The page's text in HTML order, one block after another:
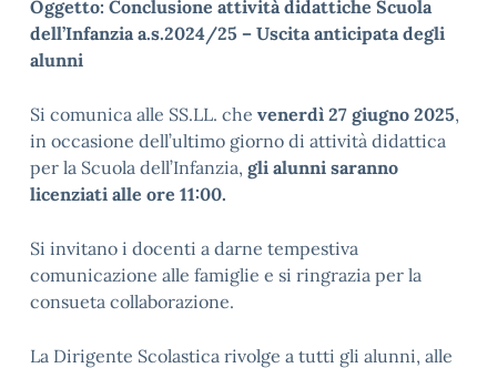
Oggetto: Conclusione attività didattiche Scuola
dell’Infanzia a.s.2024/25 – Uscita anticipata degli
alunni
Si comunica alle SS.LL. che venerdì 27 giugno 2025,
in occasione dell’ultimo giorno di attività didattica
per la Scuola dell’Infanzia, gli alunni saranno
licenziati alle ore 11:00.
Si invitano i docenti a darne tempestiva
comunicazione alle famiglie e si ringrazia per la
consueta collaborazione.
La Dirigente Scolastica rivolge a tutti gli alunni, alle